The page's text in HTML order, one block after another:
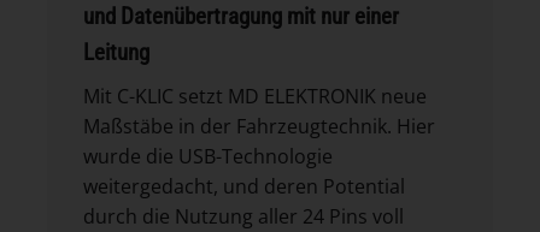
und Datenübertragung mit nur einer
Leitung
Mit C-KLIC setzt MD ELEKTRONIK neue
Maßstäbe in der Fahrzeugtechnik. Hier
wurde die USB-Technologie
weitergedacht, und deren Potential
durch die Nutzung aller 24 Pins voll